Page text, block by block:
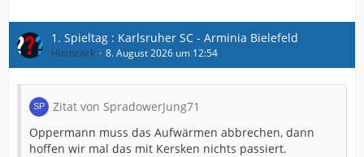
1. Spieltag : Karlsruher SC - Arminia Bielefeld
Hitchcock 8. August 2026 um 12:54
Zitat von SpradowerJung71
Oppermann muss das Aufwärmen abbrechen, dann
hoffen wir mal das mit Kersken nichts passiert.